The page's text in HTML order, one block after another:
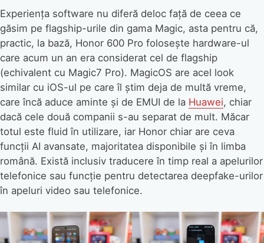
Experiența software nu diferă deloc față de ceea ce
găsim pe flagship-urile din gama Magic, asta pentru că,
practic, la bază, Honor 600 Pro folosește hardware-ul
care acum un an era considerat cel de flagship
(echivalent cu Magic7 Pro). MagicOS are acel look
similar cu iOS-ul pe care îl știm deja de multă vreme,
care încă aduce aminte și de EMUI de la Huawei, chiar
dacă cele două companii s-au separat de mult. Măcar
totul este fluid în utilizare, iar Honor chiar are ceva
funcții AI avansate, majoritatea disponibile și în limba
română. Există inclusiv traducere în timp real a apelurilor
telefonice sau funcție pentru detectarea deepfake-urilor
în apeluri video sau telefonice.